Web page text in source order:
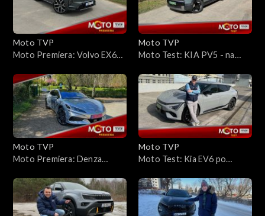
Moto TVP
Moto Premiera: Volvo EX60
Moto TVP
Moto Test: KIA PV5 - na
Moto TVP
Moto Premiera: Denza
1156 KM
Moto TVP
Moto Test: Kia EV6 po
przejedzie nawet 766 km w
mieście?